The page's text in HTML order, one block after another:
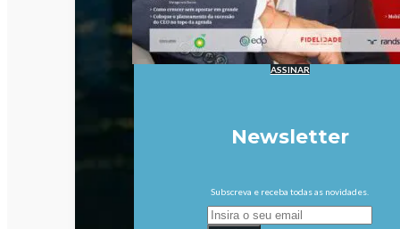
ASSINAR
Newsletter
Subscreva e receba todas as novidades.